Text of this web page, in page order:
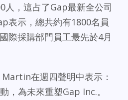
人，這占了Gap最新全公司
表示，總共約有1800名員
際採購部門員工最先於4月
在週四聲明中表示：
，為未來重塑Gap Inc.。